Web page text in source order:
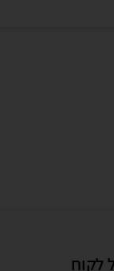
לקוח